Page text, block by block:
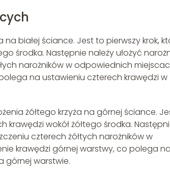
na białej ściance. Jest to pierwszy krok,
środka. Następnie należy ułożyć
narożników w odpowiednich
na ustawieniu czterech krawędzi w
żółtego krzyża na górnej ściance.
krawędzi wokół żółtego środka.
czterech żółtych narożników w
krawędzi górnej warstwy, co polega
górnej warstwie.